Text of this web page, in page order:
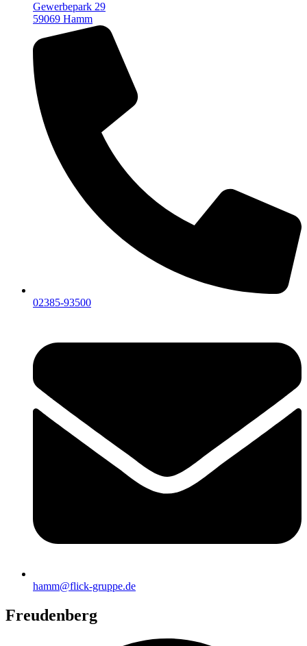
Gewerbepark 29
59069 Hamm
02385-93500
hamm@flick-gruppe.de
Freudenberg